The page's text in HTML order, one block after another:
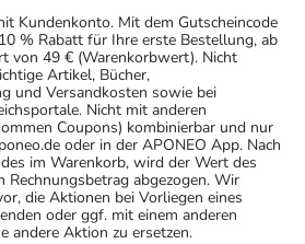
Kundenkonto. Mit dem Gutscheincode
% Rabatt für Ihre erste Bestellung, ab
von 49 € (Warenkorbwert). Nicht
Artikel, Bücher,
und Versandkosten sowie bei
Nicht mit anderen
Coupons) kombinierbar und nur
oder in der APONEO App. Nach
im Warenkorb, wird der Wert des
abgezogen. Wir
die Aktionen bei Vorliegen eines
oder ggf. mit einem anderen
andere Aktion zu ersetzen.